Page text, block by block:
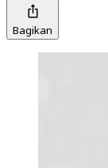
Bagikan